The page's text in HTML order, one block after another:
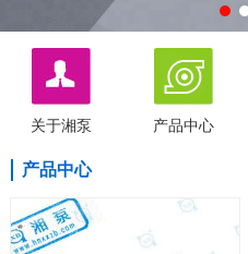
关于湘泵 产品中心
产品中心